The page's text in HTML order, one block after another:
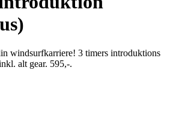
windsurfkarriere! 3 timers introduktions
alt gear. 595,-.